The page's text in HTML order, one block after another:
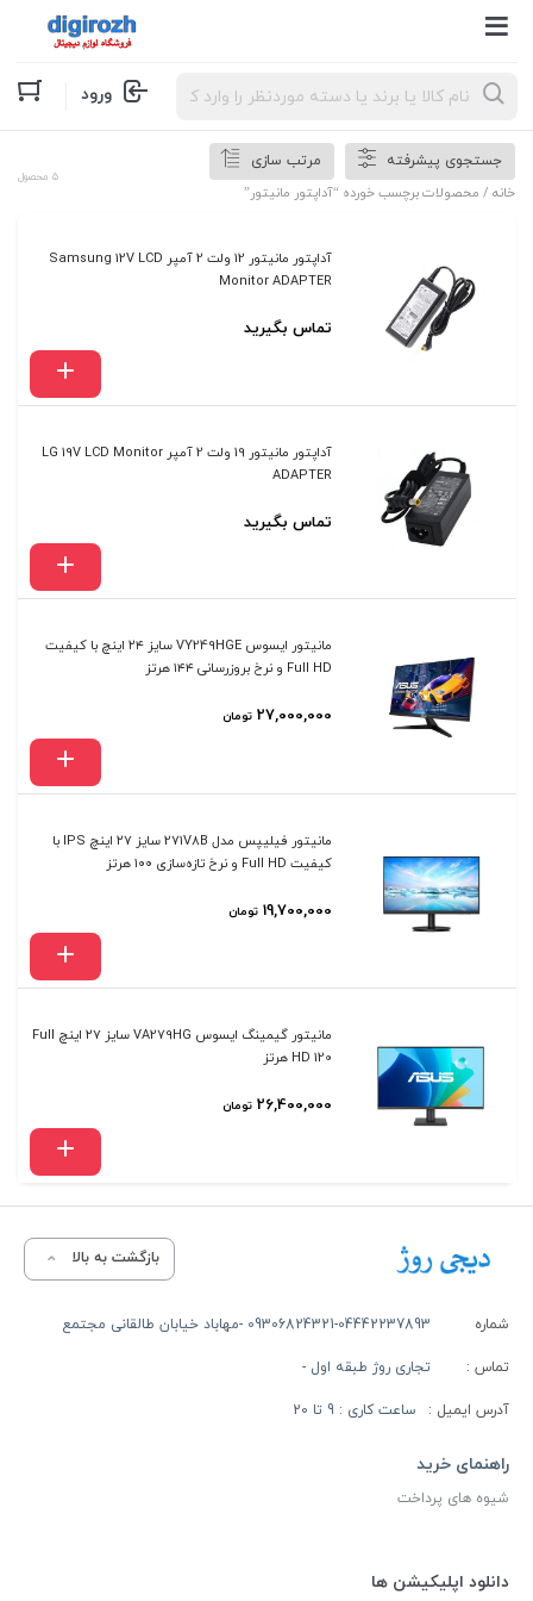
Products
search ورود
جستجوی پیشرفته
مرتب سازی
خانه / محصولات برچسب خورده “آداپتور مانیتور”
5 محصول
آداپتور مانیتور 12 ولت 2 آمپر Samsung 12V LCD
Monitor ADAPTER
تماس بگیرید
آداپتور مانیتور 19 ولت 2 آمپر LG 19V LCD Monitor
ADAPTER
تماس بگیرید
مانیتور ایسوس VY249HGE سایز ۲۴ اینچ با کیفیت
Full HD و نرخ بروزرسانی ۱۴۴ هرتز
27,000,000 تومان
مانیتور فیلیپس مدل 271V8B سایز ۲۷ اینچ IPS با
کیفیت Full HD و نرخ تازه‌سازی ۱۰۰ هرتز
19,700,000 تومان
مانیتور گیمینگ ایسوس VA279HG سایز ۲۷ اینچ Full
HD 120 هرتز
26,400,000 تومان
بازگشت به بالا
شماره
تماس :
09306824321-04442237893 -مهاباد خیابان طالقانی مجتمع
تجاری روژ طبقه اول -
آدرس ایمیل : ساعت کاری : 9 تا 20
راهنمای خرید
شیوه های پرداخت
دانلود اپلیکیشن ها